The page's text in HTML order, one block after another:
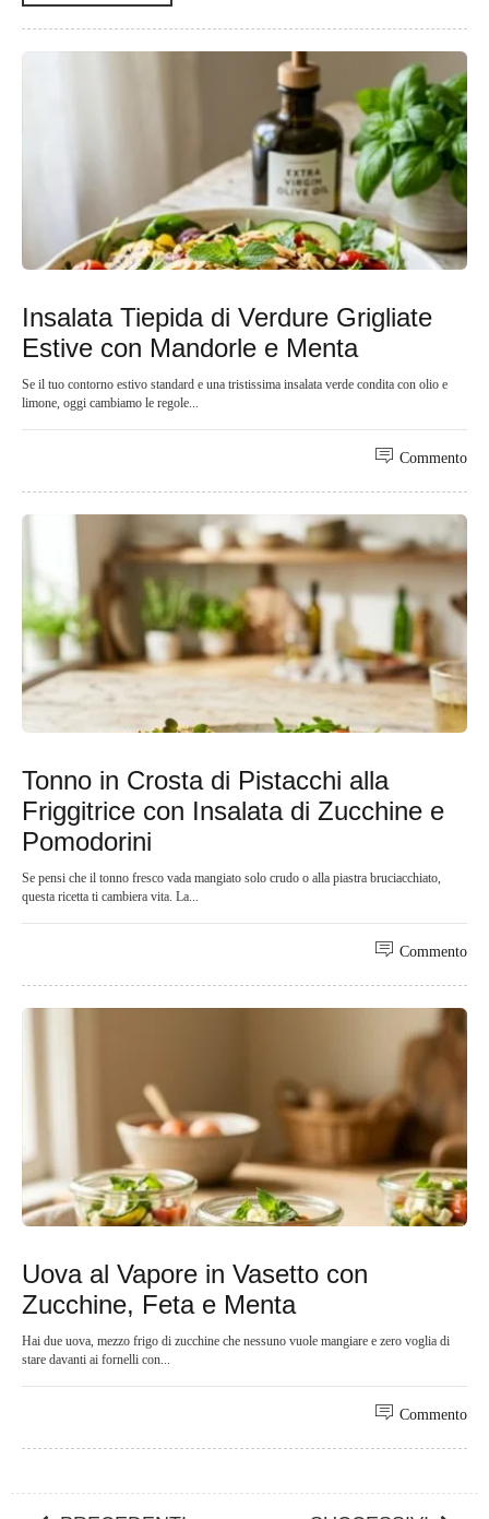
Insalata Tiepida di Verdure Grigliate
Estive con Mandorle e Menta
Se il tuo contorno estivo standard e una tristissima insalata verde condita con olio e
limone, oggi cambiamo le regole...
Commento
Tonno in Crosta di Pistacchi alla
Friggitrice con Insalata di Zucchine e
Pomodorini
Se pensi che il tonno fresco vada mangiato solo crudo o alla piastra bruciacchiato,
questa ricetta ti cambiera vita. La...
Commento
Uova al Vapore in Vasetto con
Zucchine, Feta e Menta
Hai due uova, mezzo frigo di zucchine che nessuno vuole mangiare e zero voglia di
stare davanti ai fornelli con...
Commento